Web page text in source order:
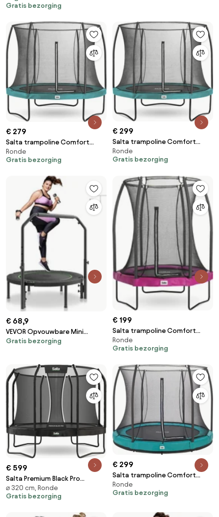
Gratis bezorging
€ 279
Salta trampoline Comfort
Edition - Diameter 213 cm -
Rond - Groen
Ronde
Gratis bezorging
€ 299
Salta trampoline Comfort
Edition - Diameter 251 cm -
Rond - Groen
Ronde
Gratis bezorging
€ 68,9
VEVOR Opvouwbare Mini
Trampoline Fitness Rebounder
Rebounder Sporttrampoline
Tuintrampoline met 4-niveau
hoogteverstelbare handgreep
en 32 veren
Gratis bezorging
€ 199
Salta trampoline Comfort
Edition - Diameter 153 cm -
Rond - Roze
Ronde
Gratis bezorging
€ 599
Salta Premium Black Pro
Trampoline - ⌀320cm - Rond -
Zwart
⌀ 320 cm, Ronde
Gratis bezorging
€ 299
Salta trampoline Comfort
Edition Ground - Diameter 213
cm - Rond - Groen
Ronde
Gratis bezorging